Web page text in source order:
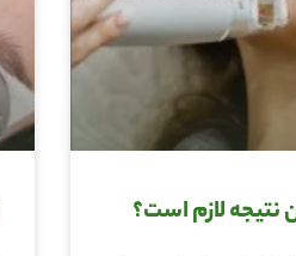
لازم است؟